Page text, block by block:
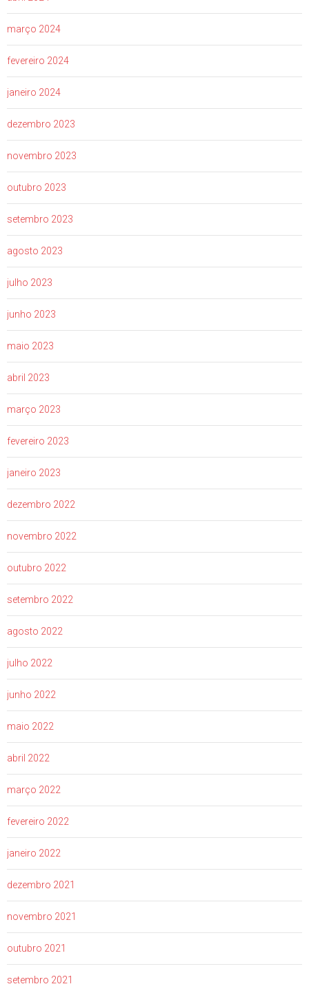
março 2024
fevereiro 2024
janeiro 2024
dezembro 2023
novembro 2023
outubro 2023
setembro 2023
agosto 2023
julho 2023
junho 2023
maio 2023
abril 2023
março 2023
fevereiro 2023
janeiro 2023
dezembro 2022
novembro 2022
outubro 2022
setembro 2022
agosto 2022
julho 2022
junho 2022
maio 2022
abril 2022
março 2022
fevereiro 2022
janeiro 2022
dezembro 2021
novembro 2021
outubro 2021
setembro 2021